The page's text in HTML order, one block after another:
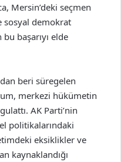
Mersin’deki seçmen
sosyal demokrat
bu başarıyı elde
beri süregelen
merkezi hükümetin
AK Parti’nin
politikalarındaki
eksiklikler ve
kaynaklandığı